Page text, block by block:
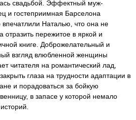
свадьбой. Эффектный муж-
и гостеприимная Барселона
впечатлили Наталью, что она не
отразить пережитое в яркой и
книге. Доброжелательный и
взгляд влюбленной женщины
читателя на романтический лад,
глаза на трудности адаптации в
и порадоваться за бойкую
в запасе у которой немало